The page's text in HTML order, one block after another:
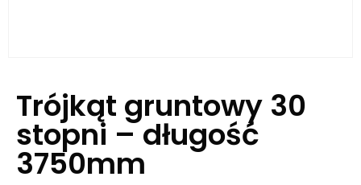
Trójkąt gruntowy 30
stopni – długość
3750mm